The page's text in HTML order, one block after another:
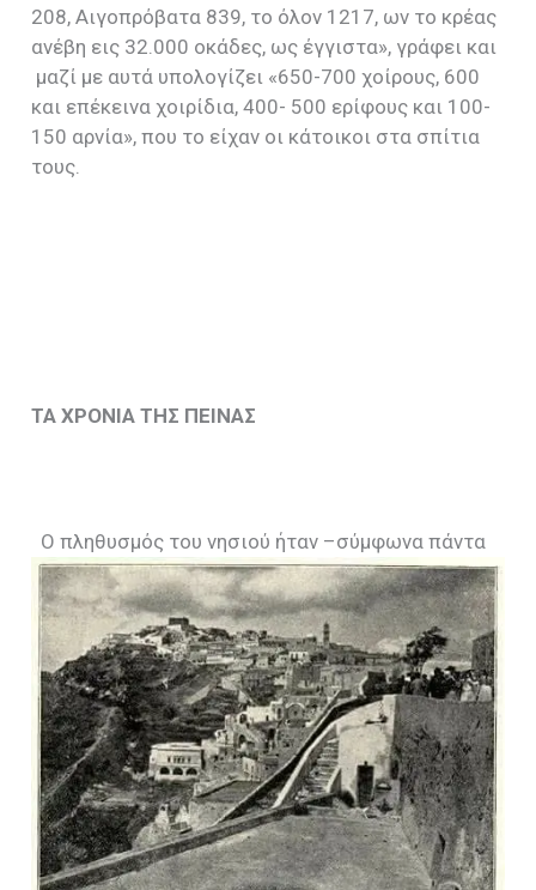
208, Αιγοπρόβατα 839, το όλον 1217, ων το κρέας
ανέβη εις 32.000 οκάδες, ως έγγιστα», γράφει και
μαζί με αυτά υπολογίζει «650-700 χοίρους, 600
και επέκεινα χοιρίδια, 400- 500 ερίφους και 100-
150 αρνία», που το είχαν οι κάτοικοι στα σπίτια
τους.
ΤΑ ΧΡΟΝΙΑ ΤΗΣ ΠΕΙΝΑΣ
Ο πληθυσμός του νησιού ήταν –σύμφωνα πάντα